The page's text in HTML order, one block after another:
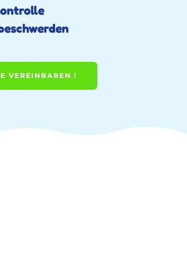
VEREINBAREN !